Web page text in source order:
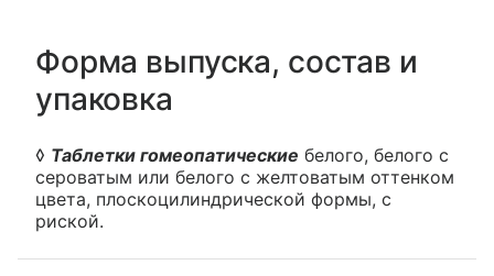
Форма выпуска, состав и
упаковка
◊ Таблетки гомеопатические белого, белого с
сероватым или белого с желтоватым оттенком
цвета, плоскоцилиндрической формы, с
риской.